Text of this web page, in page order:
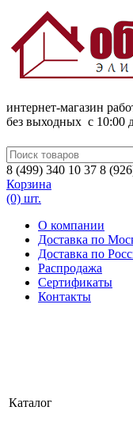
интернет-магазин
без выходных c 10:00
8 (499) 340 10 37 8 (926
Корзина
(0) шт.
О компании
Доставка по
Доставка по
Распродажа
Сертификаты
Контакты
Каталог